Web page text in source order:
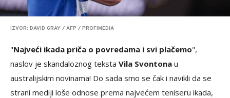
IZVOR: DAVID GRAY / AFP / PROFIMEDIA
"Najveći ikada priča o povredama i svi plačemo",
naslov je skandaloznog teksta Vila Svontona u
australijskim novinama! Do sada smo se čak i navikli da se
strani mediji loše odnose prema najvećem teniseru ikada,